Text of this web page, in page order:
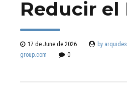
Reducir el
17 de June de 2026
by
group.com
0